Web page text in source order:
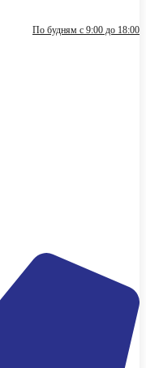
По будням с 9:00 до 18:00